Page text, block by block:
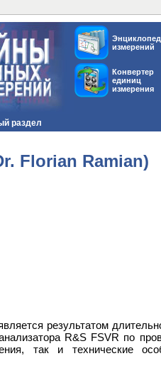
измерений
Конвертер
единиц
измерения
раздел
Florian Ramian)
результатом
R&S FSVR по
так и технические